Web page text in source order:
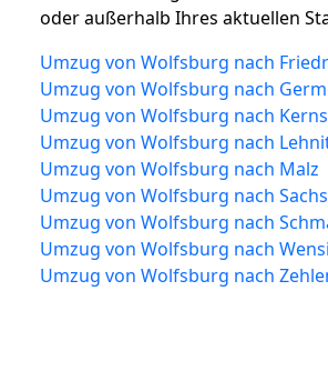
oder außerhalb Ihres aktuellen
Umzug von Wolfsburg nach
Umzug von Wolfsburg nach
Umzug von Wolfsburg nach
Umzug von Wolfsburg nach
Umzug von Wolfsburg nach Malz
Umzug von Wolfsburg nach
Umzug von Wolfsburg nach
Umzug von Wolfsburg nach
Umzug von Wolfsburg nach